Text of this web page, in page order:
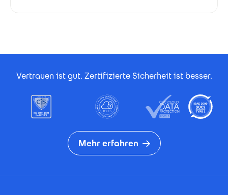
Vertrauen ist gut. Zertifizierte Sicherheit ist besser.
Mehr erfahren